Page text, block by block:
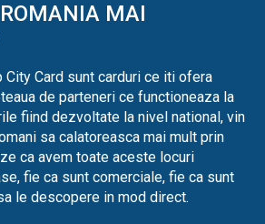
ROMANIA MAI
City Card sunt carduri ce iti ofera
de parteneri ce functioneaza la
fiind dezvoltate la nivel national, vin
sa calatoreasca mai mult prin
ca avem toate aceste locuri
fie ca sunt comerciale, fie ca sunt
le descopere in mod direct.